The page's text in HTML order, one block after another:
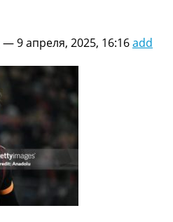
—9 апреля, 2025, 16:16add